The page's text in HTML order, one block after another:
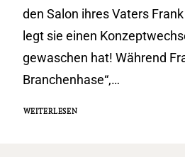
den Salon ihres Vaters
legt sie einen
gewaschen hat! Während
Branchenhase“,…
WEITERLESEN